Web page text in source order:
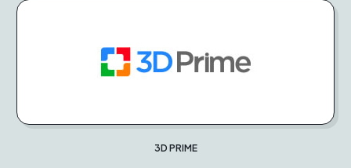
3D PRIME